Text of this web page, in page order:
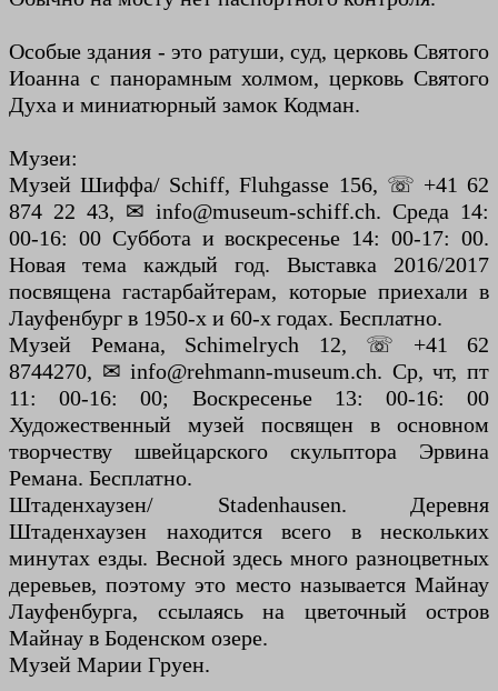
Особые здания - это ратуши, суд, церковь Святого
Иоанна с панорамным холмом, церковь Святого
Духа и миниатюрный замок Кодман.
Музеи:
Музей Шиффа/ Schiff, Fluhgasse 156, ☏ +41 62
874 22 43, ✉ info@museum-schiff.ch. Среда 14:
00-16: 00 Суббота и воскресенье 14: 00-17: 00.
Новая тема каждый год. Выставка 2016/2017
посвящена гастарбайтерам, которые приехали в
Лауфенбург в 1950-х и 60-х годах. Бесплатно.
Музей Ремана, Schimelrych 12, ☏ +41 62
8744270, ✉ info@rehmann-museum.ch. Ср, чт, пт
11: 00-16: 00; Воскресенье 13: 00-16: 00
Художественный музей посвящен в основном
творчеству швейцарского скульптора Эрвина
Ремана. Бесплатно.
Штаденхаузен/ Stadenhausen. Деревня
Штаденхаузен находится всего в нескольких
минутах езды. Весной здесь много разноцветных
деревьев, поэтому это место называется Майнау
Лауфенбурга, ссылаясь на цветочный остров
Майнау в Боденском озере.
Музей Марии Груен.